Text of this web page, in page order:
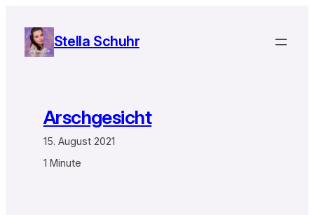
Inhalt
springen
Stella Schuhr
Arschgesicht
15. August 2021
1 Minute